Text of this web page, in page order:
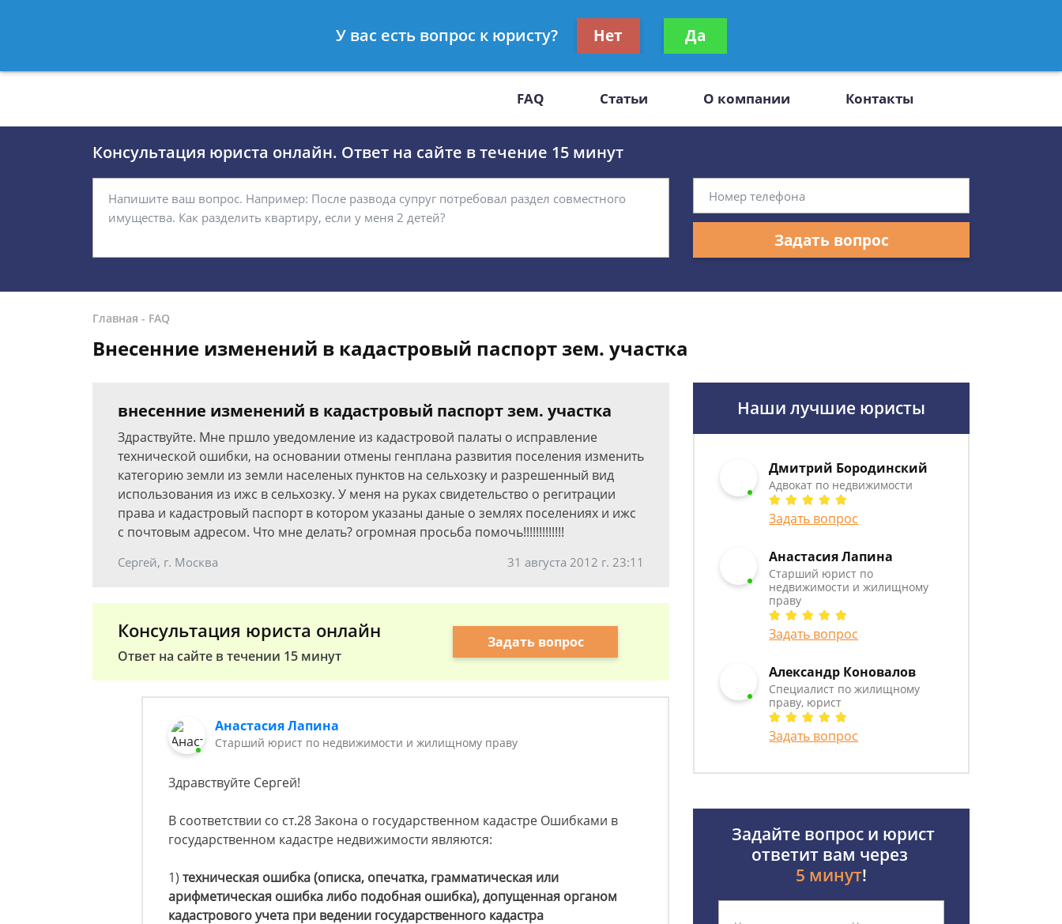
8 812 509-27-47
Получите консультацию
бесплатно
FAQ Статьи О компании Контакты
Консультация юриста онлайн. Ответ на сайте в течение 15 минут
Задать вопрос
Главная - FAQ
Внесенние изменений в кадастровый паспорт зем. участка
внесенние изменений в кадастровый паспорт зем. участка
Здраствуйте. Мне пршло уведомление из кадастровой палаты о исправление
технической ошибки, на основании отмены генплана развития поселения изменить
категорию земли из земли населеных пунктов на сельхозку и разрешенный вид
использования из ижс в сельхозку. У меня на руках свидетельство о регитрации
права и кадастровый паспорт в котором указаны даные о землях поселениях и ижс
с почтовым адресом. Что мне делать? огромная просьба помочь!!!!!!!!!!!!!
Сергей, г. Москва 31 августа 2012 г. 23:11
Консультация юриста онлайн
Ответ на сайте в течении 15 минут
Задать вопрос
Анастасия Лапина
Старший юрист по недвижимости и жилищному праву
Здравствуйте Сергей!
В соответствии со ст.28 Закона о государственном кадастре Ошибками в
государственном кадастре недвижимости являются:
1) техническая ошибка (описка, опечатка, грамматическая или
арифметическая ошибка либо подобная ошибка), допущенная органом
кадастрового учета при ведении государственного кадастра
Наши лучшие юристы
Дмитрий Бородинский
Адвокат по недвижимости
Задать вопрос
Анастасия Лапина
Старший юрист по
недвижимости и жилищному
праву
Задать вопрос
Александр Коновалов
Специалист по жилищному
праву, юрист
Задать вопрос
Задайте вопрос и юрист
ответит вам через
5 минут!
У вас есть вопрос к юристу? Нет Да